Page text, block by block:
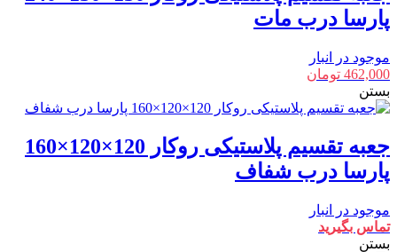
پارسا درب مات
موجود در انبار
462,000 تومان
بستن
جعبه تقسیم پلاستیکی روکار 120×120×160
پارسا درب شفاف
موجود در انبار
تماس بگیرید
بستن